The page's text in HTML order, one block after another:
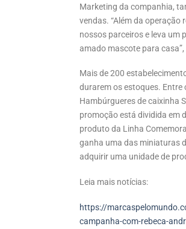
Marketing da companhia,
vendas. “Além da
nossos parceiros e leva um
amado mascote para
Mais de 200
durarem os estoques. Entre
Hambúrgueres de caixinha
promoção está dividida em
produto da Linha
ganha uma das miniaturas
adquirir uma unidade de
Leia mais notícias:
https://
campanha-com-rebeca-